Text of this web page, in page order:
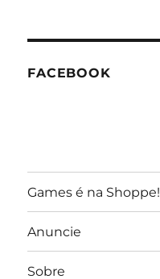
FACEBOOK
Games é na Shoppe!
Anuncie
Sobre